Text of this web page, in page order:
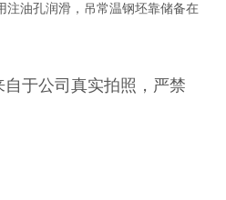
注油孔润滑，吊常温钢坯靠储备在
自于公司真实拍照，严禁